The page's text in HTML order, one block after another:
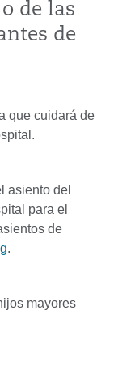
de las
de
que cuidará de
asiento del
para el
de
.
mayores